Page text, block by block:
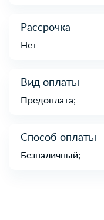
Рассрочка
Нет
Вид оплаты
Предоплата;
Способ оплаты
Безналичный;